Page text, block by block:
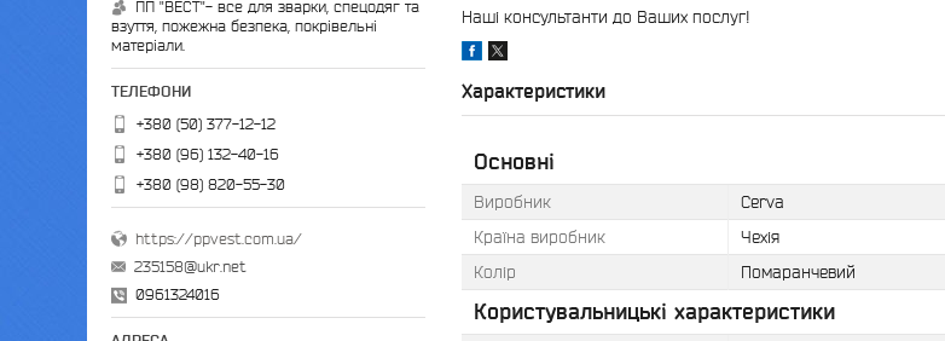
Наші консультанти до Ваших послуг!
Характеристики
Основні
Виробник
Cerva
Країна виробник
Чехія
Колір
Помаранчевий
Користувальницькі характеристики
ПП "ВЕСТ"- все для зварки, спецодяг та
взуття, пожежна безпека, покрівельні
матеріали.
+380 (50) 377-12-12
+380 (96) 132-40-16
+380 (98) 820-55-30
https://ppvest.com.ua/
235158@ukr.net
0961324016